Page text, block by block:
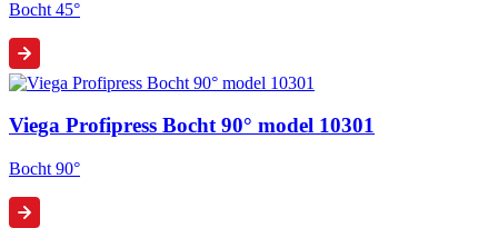
Bocht 45°
Viega Profipress Bocht 90° model 10301
Bocht 90°